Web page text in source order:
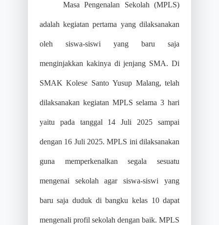
Masa Pengenalan Sekolah (MPLS)
adalah kegiatan pertama yang dilaksanakan
oleh siswa-siswi yang baru saja
menginjakkan kakinya di jenjang SMA. Di
SMAK Kolese Santo Yusup Malang, telah
dilaksanakan kegiatan MPLS selama 3 hari
yaitu pada tanggal 14 Juli 2025 sampai
dengan 16 Juli 2025. MPLS ini dilaksanakan
guna memperkenalkan segala sesuatu
mengenai sekolah agar siswa-siswi yang
baru saja duduk di bangku kelas 10 dapat
mengenali profil sekolah dengan baik. MPLS